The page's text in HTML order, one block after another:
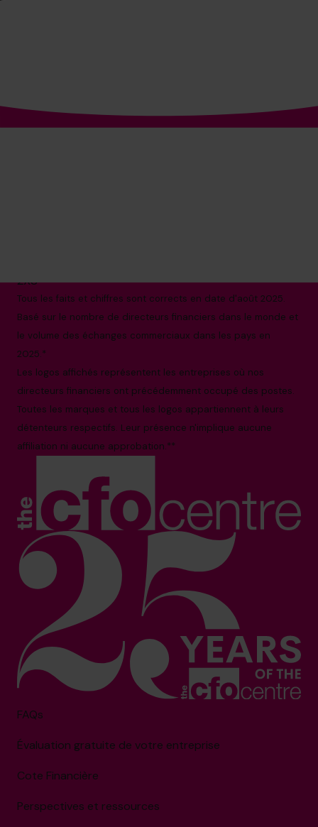
2X3
Tous les faits et chiffres sont corrects en date d'août 2025.
Basé sur le nombre de directeurs financiers dans le monde et
le volume des échanges commerciaux dans les pays en
2025.*
Les logos affichés représentent les entreprises où nos
directeurs financiers ont précédemment occupé des postes.
Toutes les marques et tous les logos appartiennent à leurs
détenteurs respectifs. Leur présence n'implique aucune
affiliation ni aucune approbation.**
FAQs
Évaluation gratuite de votre entreprise
Cote Financière
Perspectives et ressources